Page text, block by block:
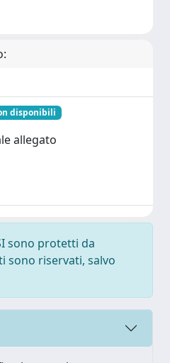
disponibili
allegato
sono protetti da
sono riservati, salvo